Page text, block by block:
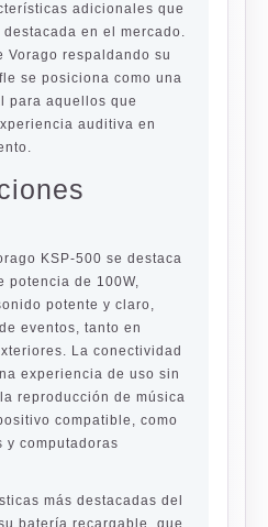
adicionales que
en el mercado.
Vorago respaldando su
se posiciona como una
para aquellos que
auditiva en
KSP-500 se destaca
potencia de 100W,
potente y claro,
eventos, tanto en
La conectividad
experiencia de uso sin
reproducción de música
compatible, como
y computadoras
más destacadas del
batería recargable, que